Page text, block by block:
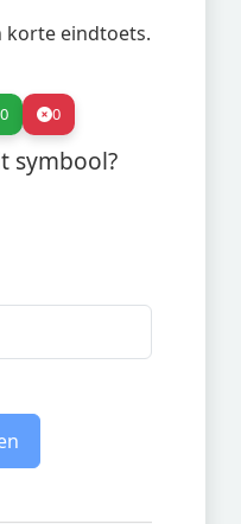
korte eindtoets.
0 0
symbool?